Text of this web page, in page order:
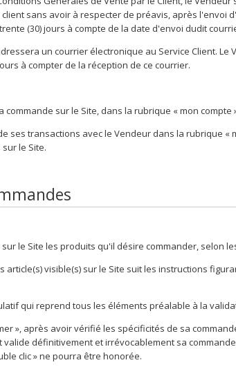
sans avoir à respecter de préavis, après l'envoi
(30) jours à compte de la date d'envoi dudit
un courrier électronique au Service Client. Le
à compter de la réception de ce courrier.
sur le Site, dans la rubrique « mon compte
ses transactions avec le Vendeur dans la rubrique «
le Site.
le Site les produits qu'il désire commander, selon
article(s) visible(s) sur le Site suit les instructions
qui reprend tous les éléments préalable à la
», après avoir vérifié les spécificités de sa
définitivement et irrévocablement sa
clic » ne pourra être honorée.